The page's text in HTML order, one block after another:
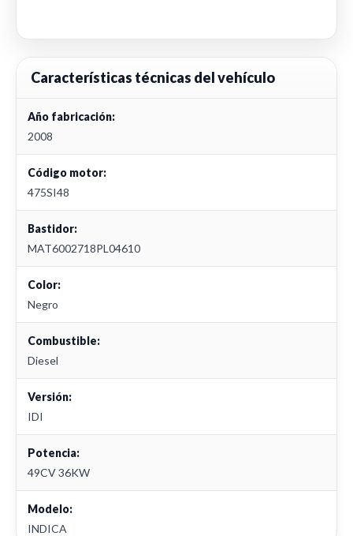
Características técnicas del vehículo
Año fabricación:
2008
Código motor:
475SI48
Bastidor:
MAT6002718PL04610
Color:
Negro
Combustible:
Diesel
Versión:
IDI
Potencia:
49CV 36KW
Modelo:
INDICA